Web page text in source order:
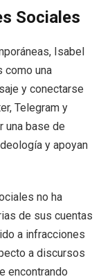
Sociales
Isabel
como una
y conectarse
Telegram y
una base de
y apoyan
no ha
de sus cuentas
a infracciones
a discursos
encontrando